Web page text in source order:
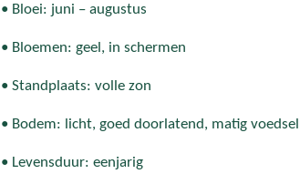
• Bloei: juni – augustus
• Bloemen: geel, in schermen
• Standplaats: volle zon
• Bodem: licht, goed doorlatend, matig
• Levensduur: eenjarig